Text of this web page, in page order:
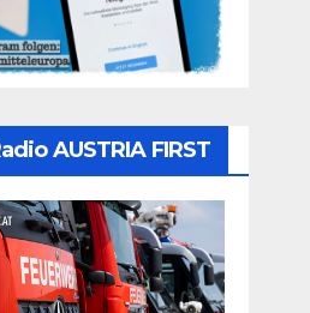
AUSTRIA FIRST